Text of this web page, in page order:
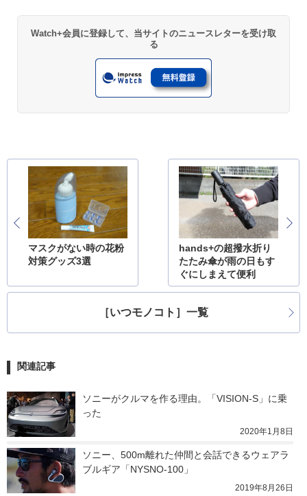
Watch+会員に登録して、当サイトのニュースレターを受け取
る
マスクがない時の花粉
対策グッズ3選
hands+の超撥水折り
たたみ傘が雨の日もす
ぐにしまえて便利
［いつモノコト］一覧
関連記事
ソニーがクルマを作る理由。「VISION-S」に乗
った
2020年1月8日
ソニー、500m離れた仲間と会話できるウェアラ
ブルギア「NYSNO-100」
2019年8月26日